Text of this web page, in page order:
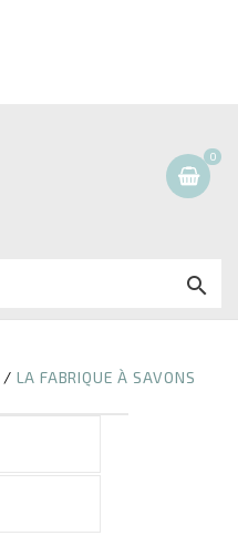
0

LA FABRIQUE À SAVONS